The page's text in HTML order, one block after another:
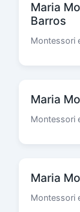
Maria
Barros
Montessori
Maria
Montessori
Maria
Montessori